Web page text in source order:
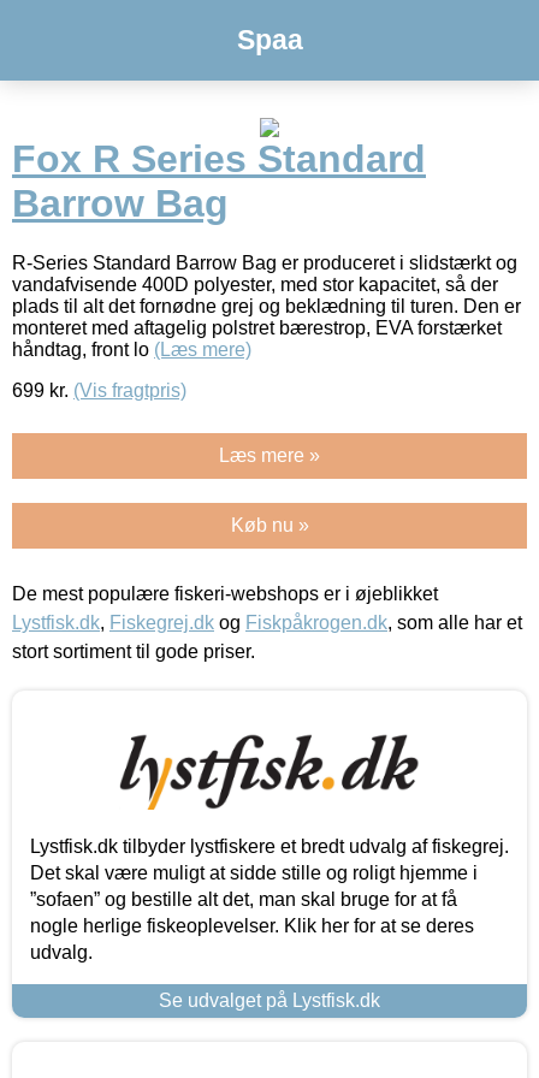
Spaa
Fox R Series Standard
Barrow Bag
R-Series Standard Barrow Bag er produceret i slidstærkt og
vandafvisende 400D polyester, med stor kapacitet, så der
plads til alt det fornødne grej og beklædning til turen. Den er
monteret med aftagelig polstret bærestrop, EVA forstærket
håndtag, front lo (Læs mere)
699 kr. (Vis fragtpris)
Læs mere »
Køb nu »
De mest populære fiskeri-webshops er i øjeblikket
Lystfisk.dk, Fiskegrej.dk og Fiskpåkrogen.dk, som alle har et
stort sortiment til gode priser.
Lystfisk.dk tilbyder lystfiskere et bredt udvalg af fiskegrej.
Det skal være muligt at sidde stille og roligt hjemme i
”sofaen” og bestille alt det, man skal bruge for at få
nogle herlige fiskeoplevelser. Klik her for at se deres
udvalg.
Se udvalget på Lystfisk.dk